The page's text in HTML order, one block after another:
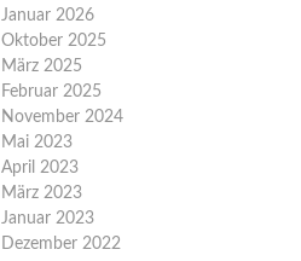
Januar 2026
Oktober 2025
März 2025
Februar 2025
November 2024
Mai 2023
April 2023
März 2023
Januar 2023
Dezember 2022